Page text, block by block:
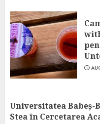
Universitatea Babeș-
Stea în Cercetarea